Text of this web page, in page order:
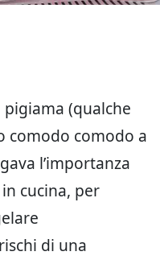
(qualche
comodo comodo a
l’importanza
cucina, per
di una